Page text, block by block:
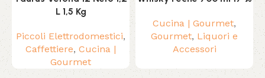
L 1,5 Kg
Piccoli Elettrodomestici,
Caffettiere, Cucina |
Gourmet
Cucina | Gourmet,
Gourmet, Liquori e
Accessori